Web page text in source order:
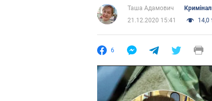
Таша Адамович
21.12.2020 15:41
14,0
6